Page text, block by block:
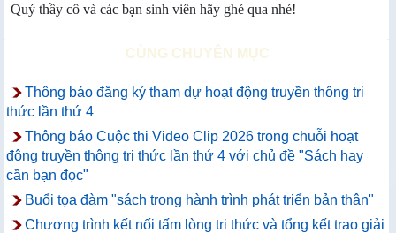
Quý thầy cô và các bạn sinh viên hãy ghé qua nhé!
CÙNG CHUYÊN MỤC
Thông báo đăng ký tham dự hoạt động truyền thông tri
thức lần thứ 4
Thông báo Cuộc thi Video Clip 2026 trong chuỗi hoạt
động truyền thông tri thức lần thứ 4 với chủ đề "Sách hay
cần bạn đọc"
Buổi tọa đàm "sách trong hành trình phát triển bản thân"
Chương trình kết nối tấm lòng tri thức và tổng kết trao giải